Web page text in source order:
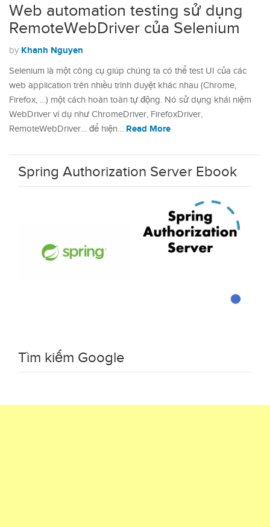
Web automation testing sử dụng
RemoteWebDriver của Selenium
by Khanh Nguyen
Selenium là một công cụ giúp chúng ta có thể test UI của các
web application trên nhiều trình duyệt khác nhau (Chrome,
Firefox, …) một cách hoàn toàn tự động. Nó sử dụng khái niệm
WebDriver ví dụ như ChromeDriver, FirefoxDriver,
RemoteWebDriver… để hiện… Read More
Spring Authorization Server Ebook
Tìm kiếm Google